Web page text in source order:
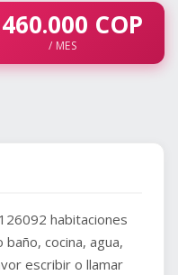
460.000 COP
/ MES
habitaciones
cocina, agua,
escribir o llamar